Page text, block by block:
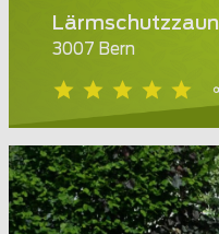
Lärmschutzzaun
3007 Bern